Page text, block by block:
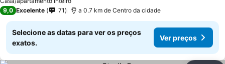
9,0 Excelente 71 a 0.7 km de Centro da cidade
Selecione as datas para ver os preços
exatos.
Ver preços